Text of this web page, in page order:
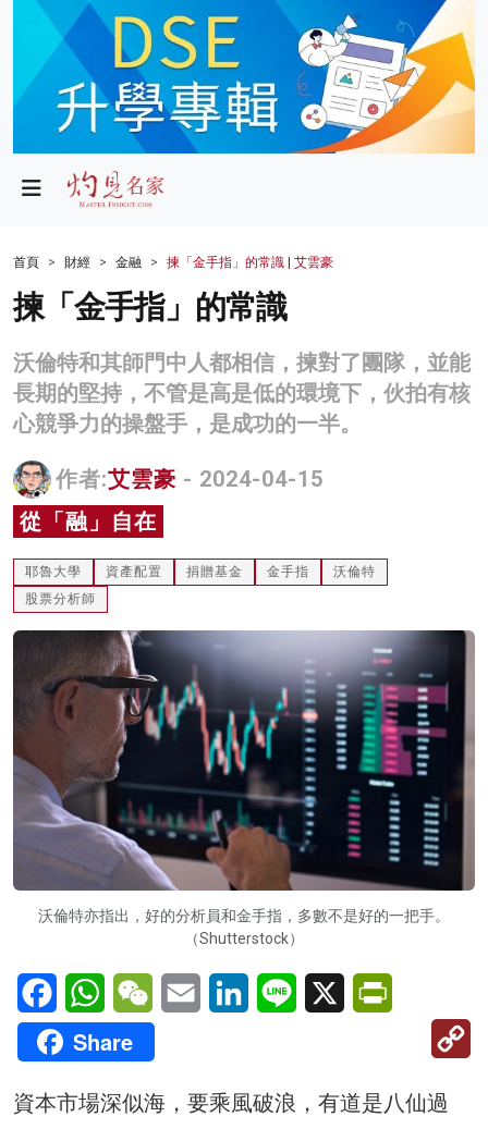
政局
財經
生活
商業
科技
影片
名家榜
灼見活動
關於我們
首頁 財經 金融 揀「金手指」的常識 | 艾雲豪
揀「金手指」的常識
沃倫特和其師門中人都相信，揀對了團隊，並能
長期的堅持，不管是高是低的環境下，伙拍有核
心競爭力的操盤手，是成功的一半。
作者:艾雲豪 - 2024-04-15
從「融」自在
耶魯大學 資產配置 捐贈基金 金手指
沃倫特
股票分析師
沃倫特亦指出，好的分析員和金手指，多數不是好的一把手。
（Shutterstock）
FacebookWhatsAppWeChatEmail LinkedInLine X
Share
資本市場深似海，要乘風破浪，有道是八仙過